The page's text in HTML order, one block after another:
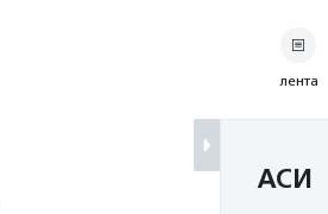
лента
АСИ